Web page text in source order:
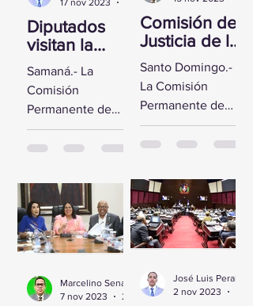
Diputados
visitan la
Fortaleza de
Santa
Bárbara de
Samaná
Samaná.- La
Comisión
Permanente de
Derechos
Humanos de la
Diputados visitó la
Fortaleza de Santa
Bárbara de
Samaná, a fin de...
Comisión de
Justicia de la
CD se reúne
con Yeni
Berenice
Reynoso
Santo Domingo.-
La Comisión
Permanente de
Justicia de la
Cámara de
un encuentro con
la Directora de
Persecución del...
Marcelino Sena
7 nov 2023
José Luis Peralta
2 nov 2023